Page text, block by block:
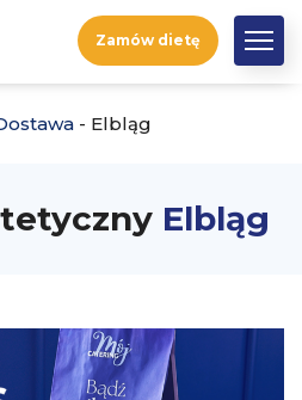
Zamów dietę
- Elbląg
Elbląg